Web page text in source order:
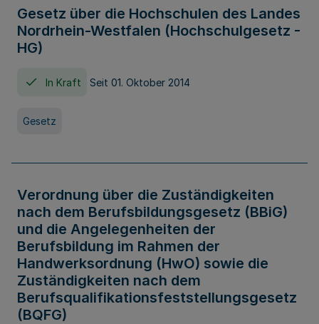
Gesetz über die Hochschulen des Landes
Nordrhein-Westfalen (Hochschulgesetz -
HG)
In Kraft Seit 01. Oktober 2014
Gesetz
Verordnung über die Zuständigkeiten
nach dem Berufsbildungsgesetz (BBiG)
und die Angelegenheiten der
Berufsbildung im Rahmen der
Handwerksordnung (HwO) sowie die
Zuständigkeiten nach dem
Berufsqualifikationsfeststellungsgesetz
(BQFG)